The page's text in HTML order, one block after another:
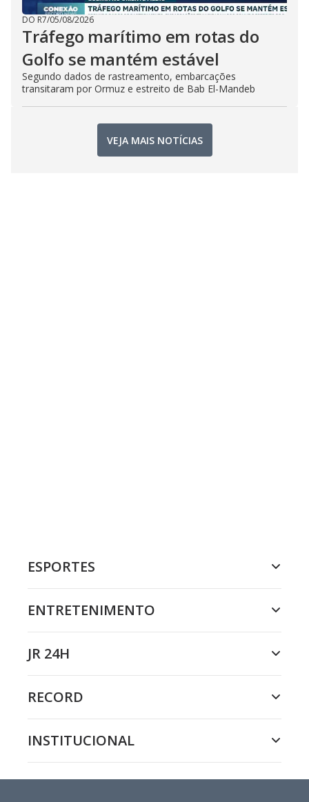
DO R7/05/08/2026
Tráfego marítimo em rotas do
Golfo se mantém estável
Segundo dados de rastreamento, embarcações
transitaram por Ormuz e estreito de Bab El-Mandeb
VEJA MAIS NOTÍCIAS
ESPORTES
ENTRETENIMENTO
JR 24H
RECORD
INSTITUCIONAL